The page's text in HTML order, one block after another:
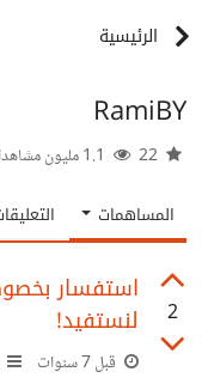
الرئيسية
RamiBY
المساهمات
2 لنستفيد!
قبل 7 سنوات